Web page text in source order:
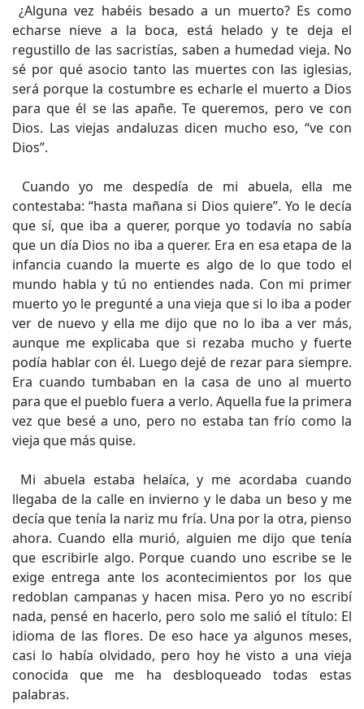
¿Alguna vez habéis besado a un muerto? Es como
echarse nieve a la boca, está helado y te deja el
regustillo de las sacristías, saben a humedad vieja. No
sé por qué asocio tanto las muertes con las iglesias,
será porque la costumbre es echarle el muerto a Dios
para que él se las apañe. Te queremos, pero ve con
Dios. Las viejas andaluzas dicen mucho eso, “ve con
Dios”.
Cuando yo me despedía de mi abuela, ella me
contestaba: “hasta mañana si Dios quiere”. Yo le decía
que sí, que iba a querer, porque yo todavía no sabía
que un día Dios no iba a querer. Era en esa etapa de la
infancia cuando la muerte es algo de lo que todo el
mundo habla y tú no entiendes nada. Con mi primer
muerto yo le pregunté a una vieja que si lo iba a poder
ver de nuevo y ella me dijo que no lo iba a ver más,
aunque me explicaba que si rezaba mucho y fuerte
podía hablar con él. Luego dejé de rezar para siempre.
Era cuando tumbaban en la casa de uno al muerto
para que el pueblo fuera a verlo. Aquella fue la primera
vez que besé a uno, pero no estaba tan frío como la
vieja que más quise.
Mi abuela estaba helaíca, y me acordaba cuando
llegaba de la calle en invierno y le daba un beso y me
decía que tenía la nariz mu fría. Una por la otra, pienso
ahora. Cuando ella murió, alguien me dijo que tenía
que escribirle algo. Porque cuando uno escribe se le
exige entrega ante los acontecimientos por los que
redoblan campanas y hacen misa. Pero yo no escribí
nada, pensé en hacerlo, pero solo me salió el título: El
idioma de las flores. De eso hace ya algunos meses,
casi lo había olvidado, pero hoy he visto a una vieja
conocida que me ha desbloqueado todas estas
palabras.